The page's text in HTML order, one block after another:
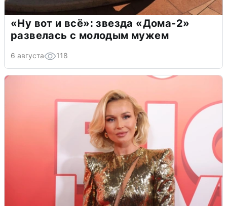
«Ну вот и всё»: звезда «Дома-2»
развелась с молодым мужем
6 августа 118